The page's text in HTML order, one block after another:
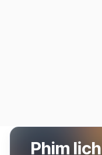
Phim